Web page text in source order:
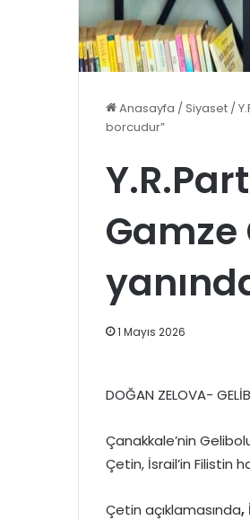
Anasayfa /Siyaset /
borcudur”
Gamze
1 Mayıs 2026
DOĞAN ZELOVA-
Çanakkale’nin
Çetin, İsrail’in Filistin
Çetin açıklamasında,